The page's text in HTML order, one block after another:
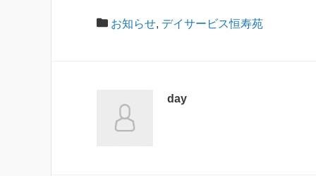
お知らせ, デイサービス恒寿苑
day